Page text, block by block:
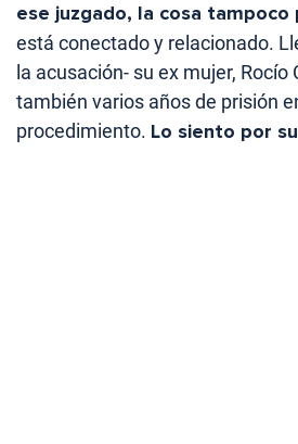
ese juzgado, la cosa tampoco
está conectado y relacionado.
la acusación- su ex mujer, Rocío
también varios años de prisión
procedimiento. Lo siento por